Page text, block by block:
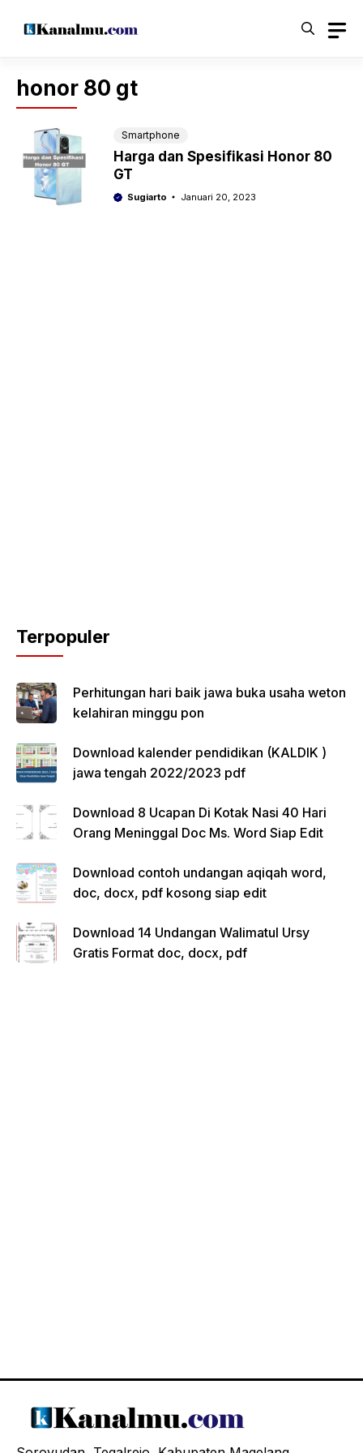
honor 80 gt
Smartphone
Harga dan Spesifikasi Honor 80
GT
Sugiarto Januari 20, 2023
Terpopuler
Perhitungan hari baik jawa buka usaha weton
kelahiran minggu pon
Download kalender pendidikan (KALDIK )
jawa tengah 2022/2023 pdf
Download 8 Ucapan Di Kotak Nasi 40 Hari
Orang Meninggal Doc Ms. Word Siap Edit
Download contoh undangan aqiqah word,
doc, docx, pdf kosong siap edit
Download 14 Undangan Walimatul Ursy
Gratis Format doc, docx, pdf